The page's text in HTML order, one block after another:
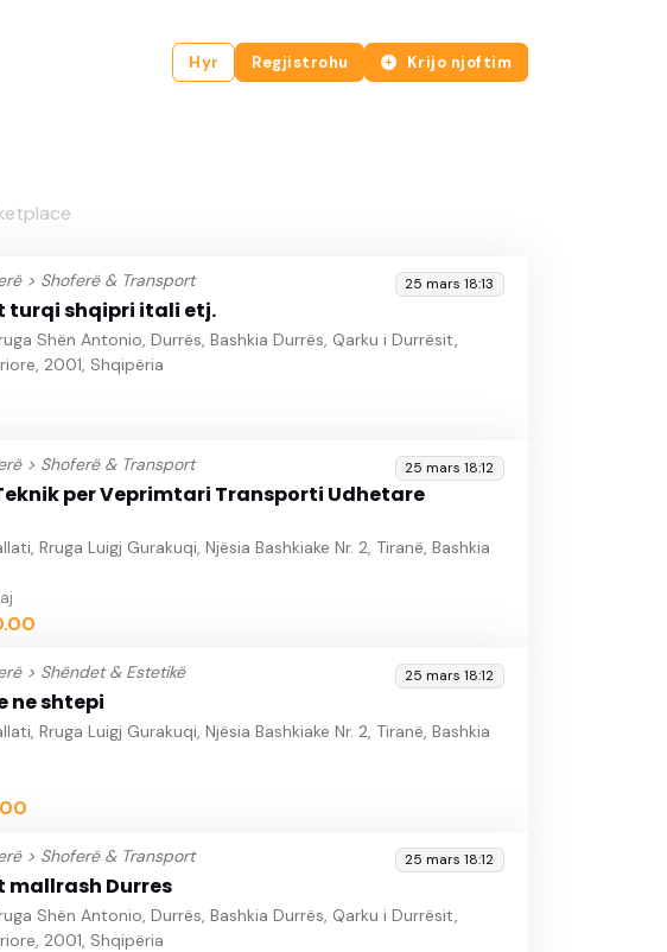
Hyr Regjistrohu Krijo njoftim
> Shoferë & Transport 25 mars 18:13
turqi shqipri itali etj.
Shën Antonio, Durrës, Bashkia Durrës, Qarku i Durrësit,
2001, Shqipëria
> Shoferë & Transport 25 mars 18:12
per Veprimtari Transporti Udhetare
Rruga Luigj Gurakuqi, Njësia Bashkiake Nr. 2, Tiranë, Bashkia
> Shëndet & Estetikë 25 mars 18:12
ne shtepi
Rruga Luigj Gurakuqi, Njësia Bashkiake Nr. 2, Tiranë, Bashkia
> Shoferë & Transport 25 mars 18:12
mallrash Durres
Shën Antonio, Durrës, Bashkia Durrës, Qarku i Durrësit,
2001, Shqipëria